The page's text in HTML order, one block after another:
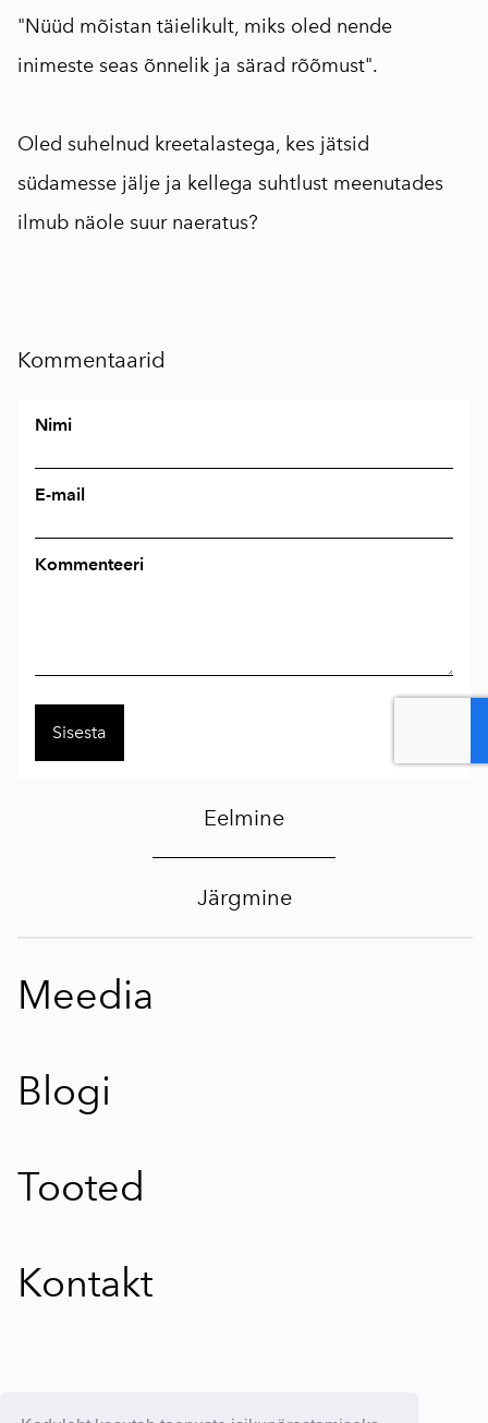
"Nüüd mõistan täielikult, miks oled nende
inimeste seas õnnelik ja särad rõõmust".
Oled suhelnud kreetalastega, kes jätsid
südamesse jälje ja kellega suhtlust meenutades
ilmub näole suur naeratus?
Kommentaarid
Nimi
E-mail
Kommenteeri
Eelmine
Järgmine
Meedia
Blogi
Tooted
Kontakt